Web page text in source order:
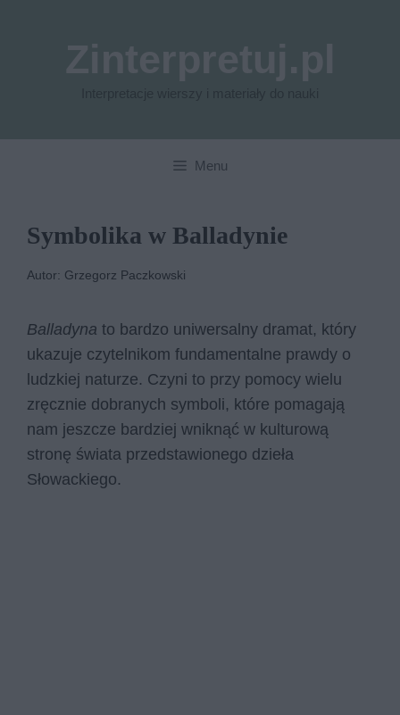
Menu
Symbolika w Balladynie
Autor: Grzegorz Paczkowski
Balladyna to bardzo uniwersalny dramat, który
ukazuje czytelnikom fundamentalne prawdy o
ludzkiej naturze. Czyni to przy pomocy wielu
zręcznie dobranych symboli, które pomagają
nam jeszcze bardziej wniknąć w kulturową
stronę świata przedstawionego dzieła
Słowackiego.